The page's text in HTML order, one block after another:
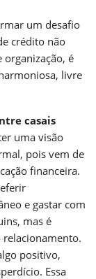
um desafio
crédito não
é
livre
casais
uma visão
pois vem de
financeira.
e gastar com
mas é
positivo,
Essa